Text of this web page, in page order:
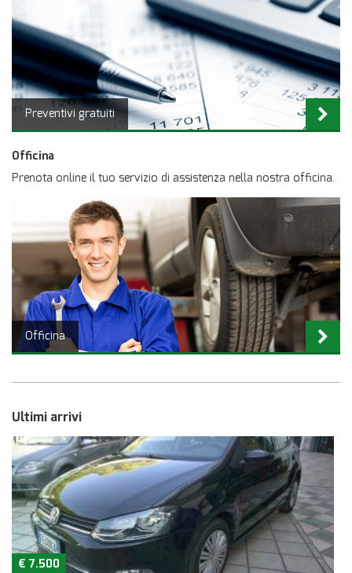
Preventivi gratuiti
Officina
Prenota online il tuo servizio di assistenza nella nostra officina.
Officina
Ultimi arrivi
€ 7.500